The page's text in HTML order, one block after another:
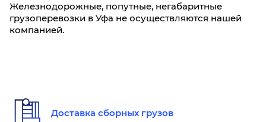
Железнодорожные, попутные, негабаритные
грузоперевозки в Уфа не осуществляются нашей
компанией.
Доставка сборных грузов